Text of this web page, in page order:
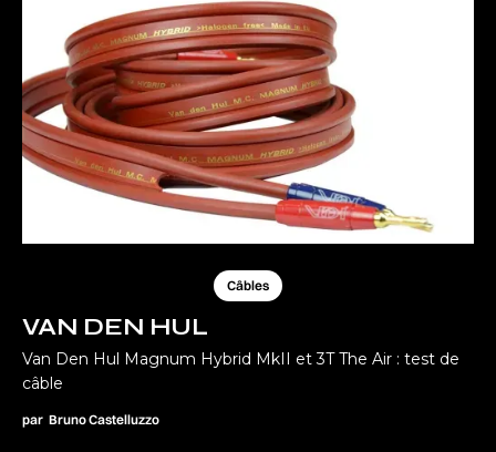
Câbles
VAN DEN HUL
Van Den Hul Magnum Hybrid MkII et 3T The Air : test de
câble
par Bruno Castelluzzo